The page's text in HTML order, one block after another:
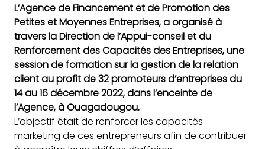
L’Agence de Financement et de Promotion des
Petites et Moyennes Entreprises, a organisé à
travers la Direction de l’Appui-conseil et du
Renforcement des Capacités des Entreprises, une
session de formation sur la gestion de la relation
client au profit de 32 promoteurs d’entreprises du
14 au 16 décembre 2022, dans l’enceinte de
l’Agence, à Ouagadougou.
L’objectif était de renforcer les capacités
marketing de ces entrepreneurs afin de contribuer